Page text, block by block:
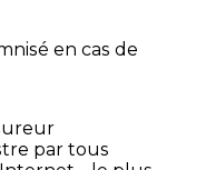
en cas de
par tous